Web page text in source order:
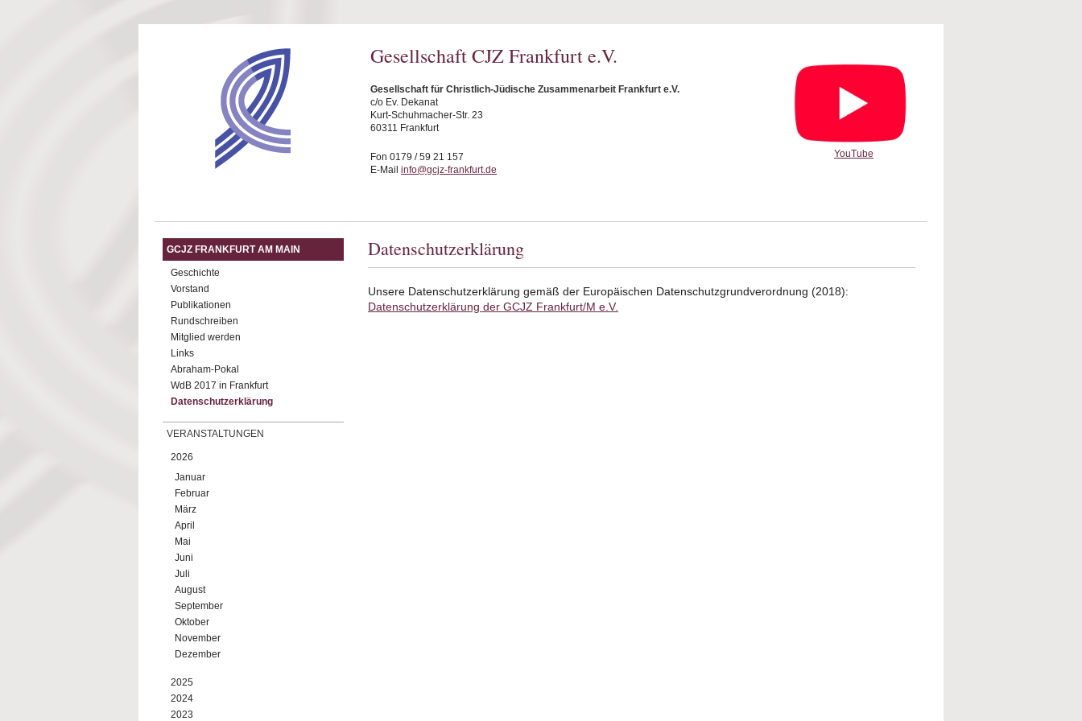
Gesellschaft CJZ Frankfurt e.V.
Gesellschaft für Christlich-Jüdische Zusammenarbeit Frankfurt e.V.
c/o Ev. Dekanat
Kurt-Schuhmacher-Str. 23
60311 Frankfurt
Fon 0179 / 59 21 157
E-Mail info@gcjz-frankfurt.de
YouTube
GCJZ FRANKFURT AM MAIN
Geschichte
Vorstand
Publikationen
Rundschreiben
Mitglied werden
Links
Abraham-Pokal
WdB 2017 in Frankfurt
Datenschutzerklärung
VERANSTALTUNGEN
2026
Januar
Februar
März
April
Mai
Juni
Juli
August
September
Oktober
November
Dezember
2025
2024
2023
Datenschutzerklärung
Unsere Datenschutzerklärung gemäß der Europäischen Datenschutzgrundverordnung (2018):
Datenschutzerklärung der GCJZ Frankfurt/M e.V.